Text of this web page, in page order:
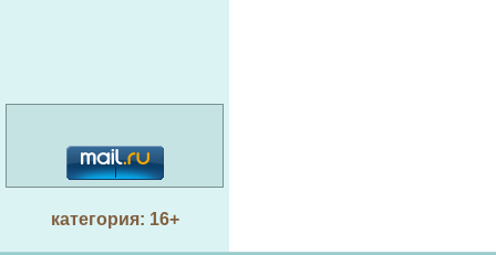
категория: 16+